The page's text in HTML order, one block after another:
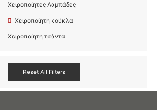
Χειροποίητες Λαμπάδες
Χειροποίητη κούκλα
Χειροποίητη τσάντα
Reset All Filters